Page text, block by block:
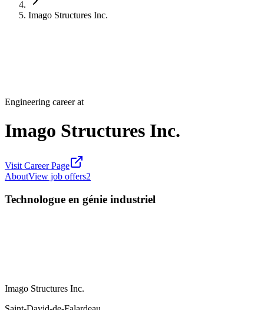
Imago Structures Inc.
Engineering career at
Imago Structures Inc.
Visit Career Page
AboutView job offers2
Technologue en génie industriel
Imago Structures Inc.